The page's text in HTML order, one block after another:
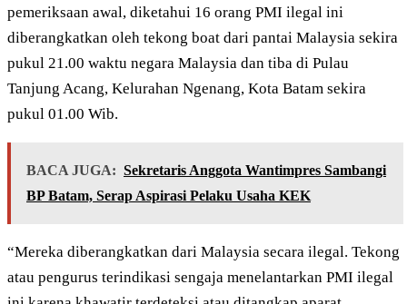
pemeriksaan awal, diketahui 16 orang PMI ilegal ini
diberangkatkan oleh tekong boat dari pantai Malaysia sekira
pukul 21.00 waktu negara Malaysia dan tiba di Pulau
Tanjung Acang, Kelurahan Ngenang, Kota Batam sekira
pukul 01.00 Wib.
BACA JUGA: Sekretaris Anggota Wantimpres Sambangi
BP Batam, Serap Aspirasi Pelaku Usaha KEK
“Mereka diberangkatkan dari Malaysia secara ilegal. Tekong
atau pengurus terindikasi sengaja menelantarkan PMI ilegal